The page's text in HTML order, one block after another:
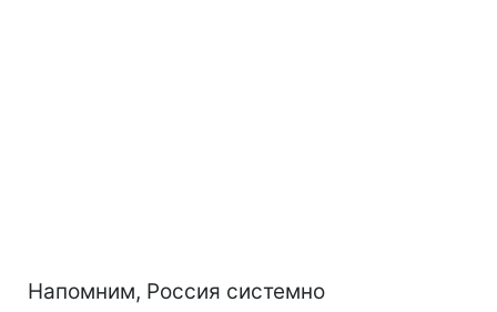
Напомним, Россия системно